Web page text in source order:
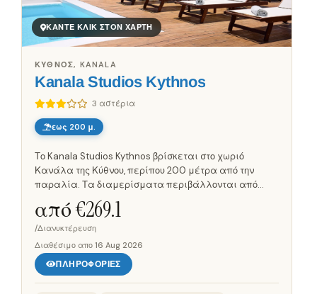
ΚΆΝΤΕ ΚΛΙΚ ΣΤΟΝ ΧΆΡΤΗ
Kanala Studios Kythnos
3 αστέρια
ΚΎΘΝΟΣ, KANALA
εως 200 μ.
Το Kanala Studios Kythnos βρίσκεται στο χωριό
Κανάλα της Κύθνου, περίπου 200 μέτρα από την
παραλία. Τα διαμερίσματα περιβάλλονται από
πεύκα και έχουν θέα στο Αιγαίο, ενώ η παραλία
Μεγάλη Άμμος αναφέρεται ως...
από €269.1
/Διανυκτέρευση
Διαθέσιμο απο 16 Aug 2026
ΠΛΗΡΟΦΟΡΊΕΣ